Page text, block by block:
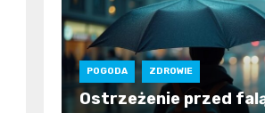
POGODA ZDROWIE
Ostrzeżenie przed